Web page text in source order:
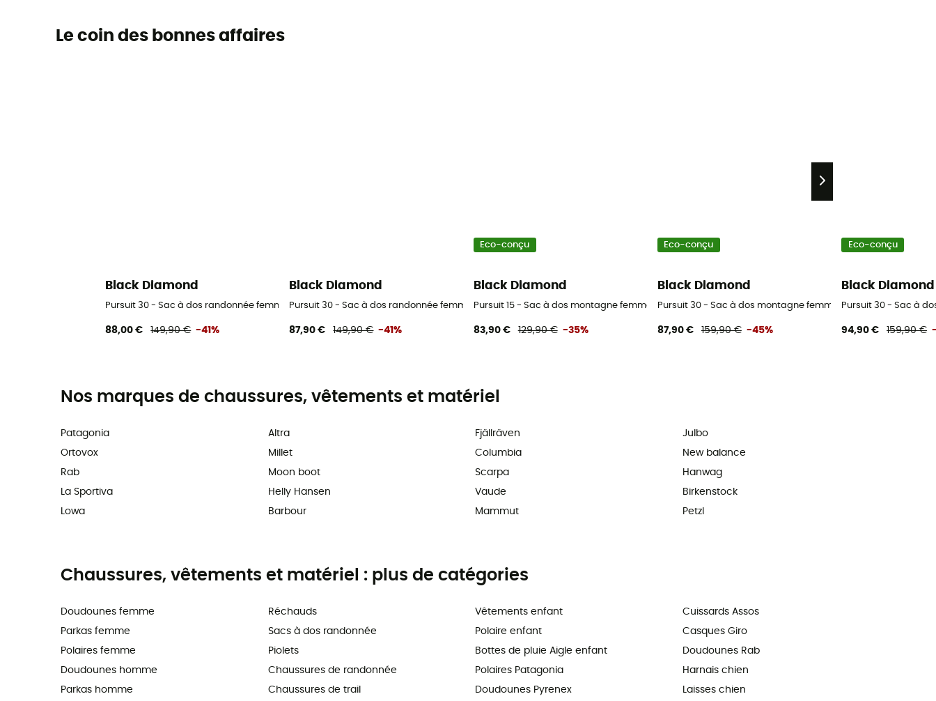
Le coin des bonnes affaires
Black Diamond
Pursuit 30 - Sac à dos randonnée femme
88,00 € 149,90 € -41%
Black Diamond
Pursuit 30 - Sac à dos randonnée femme
87,90 € 149,90 € -41%
Eco-conçu
Black Diamond
Pursuit 15 - Sac à dos montagne femme
83,90 € 129,90 € -35%
Eco-conçu
Black Diamond
Pursuit 30 - Sac à dos montagne femme
87,90 € 159,90 € -45%
Eco-conçu
Black Diamond
Pursuit 30 - Sac à
94,90 € 159,90 €
Nos marques de chaussures, vêtements et matériel
Patagonia
Ortovox
Rab
La Sportiva
Lowa
Altra
Millet
Moon boot
Helly Hansen
Barbour
Fjällräven
Columbia
Scarpa
Vaude
Mammut
Julbo
New balance
Hanwag
Birkenstock
Petzl
Chaussures, vêtements et matériel : plus de catégories
Doudounes femme
Parkas femme
Polaires femme
Doudounes homme
Parkas homme
Réchauds
Sacs à dos randonnée
Piolets
Chaussures de randonnée
Chaussures de trail
Vêtements enfant
Polaire enfant
Bottes de pluie Aigle enfant
Polaires Patagonia
Doudounes Pyrenex
Cuissards Assos
Casques Giro
Doudounes Rab
Harnais chien
Laisses chien